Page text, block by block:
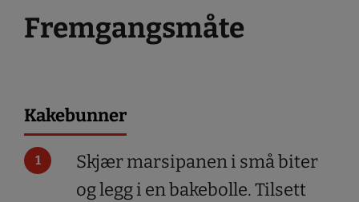
Fremgangsmåte
Kakebunner
Skjær marsipanen i små biter
og legg i en bakebolle. Tilsett